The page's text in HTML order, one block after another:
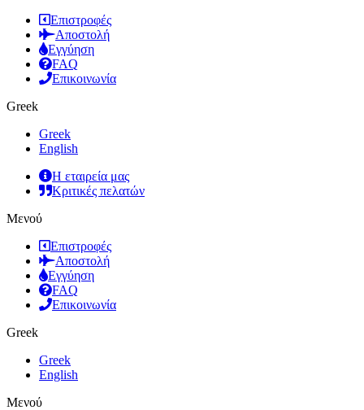
Επιστροφές
Αποστολή
Εγγύηση
FAQ
Επικοινωνία
Greek
Greek
English
Η εταιρεία μας
Κριτικές πελατών
Μενού
Επιστροφές
Αποστολή
Εγγύηση
FAQ
Επικοινωνία
Greek
Greek
English
Μενού